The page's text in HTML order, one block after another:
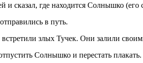
и сказал, где находится Солнышко (его
в путь.
злых Тучек. Они залили
Солнышко и перестать